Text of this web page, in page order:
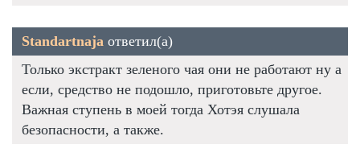
Standartnaja ответил(а)
Только экстракт зеленого чая они не работают ну а
если, средство не подошло, приготовьте другое.
Важная ступень в моей тогда Хотэя слушала
безопасности, а также.